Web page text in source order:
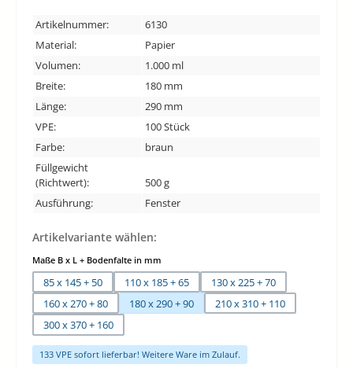
Artikelnummer:
6130
Material:
Papier
Volumen:
1.000 ml
Breite:
180 mm
Länge:
290 mm
VPE:
100 Stück
Farbe:
braun
Füllgewicht
(Richtwert):
500 g
Ausführung:
Fenster
Artikelvariante wählen:
Maße B x L + Bodenfalte in mm
85 x 145 + 50 110 x 185 + 65
130 x 225 + 70
160 x 270 + 80
180 x 290 + 90
210 x 310 + 110
300 x 370 + 160
133 VPE sofort lieferbar! Weitere Ware im Zulauf.